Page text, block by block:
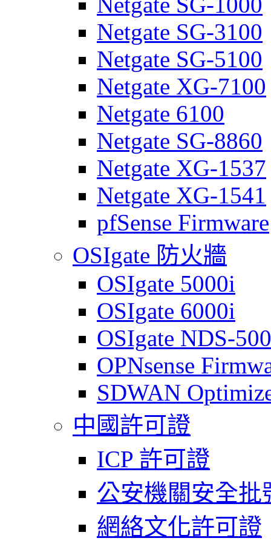
Netgate SG-3100
Netgate SG-5100
Netgate XG-7100
Netgate 6100
Netgate SG-8860
Netgate XG-1537
Netgate XG-1541
pfSense Firmware
OSIgate 防火牆
OSIgate 5000i
OSIgate 6000i
OSIgate NDS-
OPNsense
SDWAN
中國許可證
ICP 許可證
公安機關安全批
網絡文化許可證